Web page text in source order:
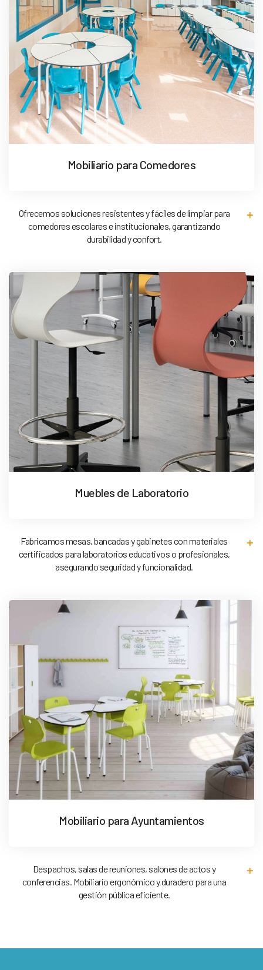
Mobiliario para Comedores
Ofrecemos soluciones resistentes y fáciles de limpiar para
comedores escolares e institucionales, garantizando
durabilidad y confort.
Muebles de Laboratorio
Fabricamos mesas, bancadas y gabinetes con materiales
certificados para laboratorios educativos o profesionales,
asegurando seguridad y funcionalidad.
Mobiliario para Ayuntamientos
Despachos, salas de reuniones, salones de actos y
conferencias. Mobiliario ergonómico y duradero para una
gestión pública eficiente.